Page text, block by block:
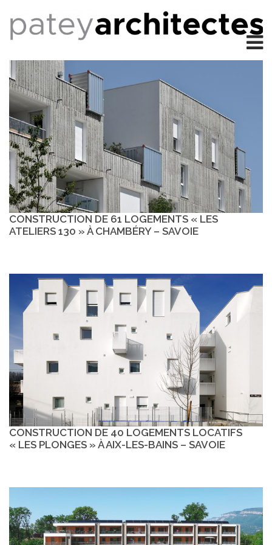
CONSTRUCTION DE 61 LOGEMENTS « LES
ATELIERS 130 » À CHAMBÉRY – SAVOIE
CONSTRUCTION DE 40 LOGEMENTS LOCATIFS
« LES PLONGES » À AIX-LES-BAINS – SAVOIE